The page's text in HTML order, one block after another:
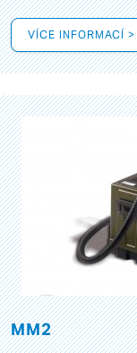
VÍCE INFORMACÍ >
MM2